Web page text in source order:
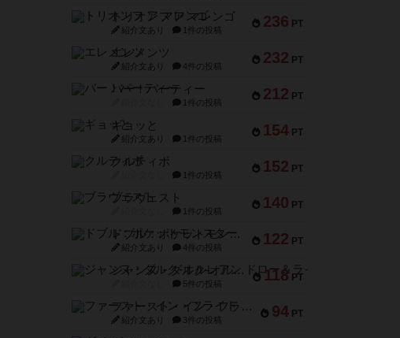
236 PT
トリオンフ ア マレンゴ
紹介文あり 1件の投稿
232 PT
エレメンツ
紹介文あり 4件の投稿
212 PT
バー！パーティー
1件の投稿
154 PT
ギョッと
紹介文あり 1件の投稿
152 PT
クルティボ
1件の投稿
140 PT
ブラヴェスト
1件の投稿
122 PT
ドブル：ポケットモンスター
紹介文あり 4件の投稿
118 PT
ジャンヌ・ダルク-オルレアン ドロー＆ライト
5件の投稿
94 PT
ファースト・イン・フライト
紹介文あり 3件の投稿